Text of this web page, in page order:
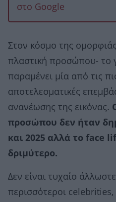
στο Google
Στον κόσμο της
πλαστική προσώπου- το
παραμένει μία από τις
αποτελεσματικές
ανανέωσης της εικόνας.
προσώπου δεν ήταν
και 2025 αλλά το face
δριμύτερο.
Δεν είναι τυχαίο
περισσότεροι celebrities,